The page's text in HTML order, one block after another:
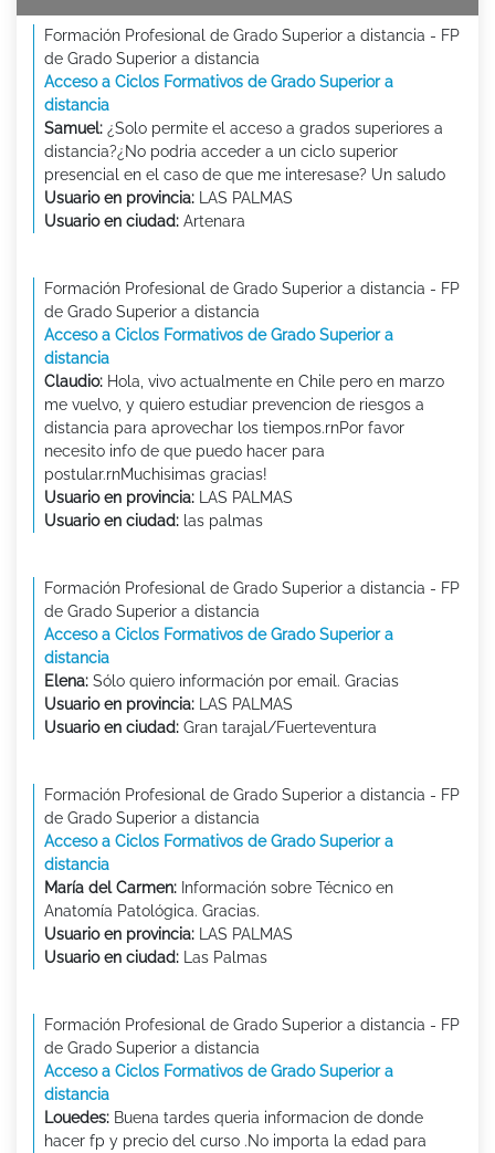
Formación Profesional de Grado Superior a distancia - FP
de Grado Superior a distancia
Acceso a Ciclos Formativos de Grado Superior a
distancia
Samuel: ¿Solo permite el acceso a grados superiores a
distancia?¿No podria acceder a un ciclo superior
presencial en el caso de que me interesase? Un saludo
Usuario en provincia: LAS PALMAS
Usuario en ciudad: Artenara
Formación Profesional de Grado Superior a distancia - FP
de Grado Superior a distancia
Acceso a Ciclos Formativos de Grado Superior a
distancia
Claudio: Hola, vivo actualmente en Chile pero en marzo
me vuelvo, y quiero estudiar prevencion de riesgos a
distancia para aprovechar los tiempos.rnPor favor
necesito info de que puedo hacer para
postular.rnMuchisimas gracias!
Usuario en provincia: LAS PALMAS
Usuario en ciudad: las palmas
Formación Profesional de Grado Superior a distancia - FP
de Grado Superior a distancia
Acceso a Ciclos Formativos de Grado Superior a
distancia
Elena: Sólo quiero información por email. Gracias
Usuario en provincia: LAS PALMAS
Usuario en ciudad: Gran tarajal/Fuerteventura
Formación Profesional de Grado Superior a distancia - FP
de Grado Superior a distancia
Acceso a Ciclos Formativos de Grado Superior a
distancia
María del Carmen: Información sobre Técnico en
Anatomía Patológica. Gracias.
Usuario en provincia: LAS PALMAS
Usuario en ciudad: Las Palmas
Formación Profesional de Grado Superior a distancia - FP
de Grado Superior a distancia
Acceso a Ciclos Formativos de Grado Superior a
distancia
Louedes: Buena tardes queria informacion de donde
hacer fp y precio del curso .No importa la edad para